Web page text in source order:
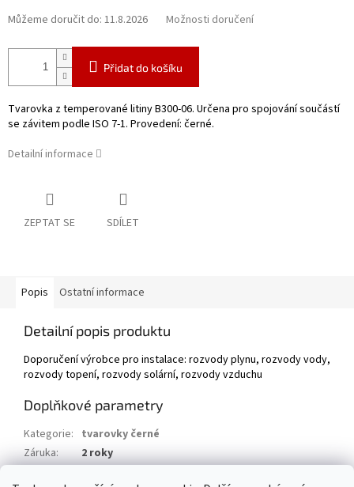
Můžeme doručit do: 11.8.2026 Možnosti doručení
Přidat do košíku
Tvarovka z temperované litiny B300-06. Určena pro spojování součástí
se závitem podle ISO 7-1. Provedení: černé.
Detailní informace
ZEPTAT SE SDÍLET
Popis Ostatní informace
Detailní popis produktu
Doporučení výrobce pro instalace: rozvody plynu, rozvody vody,
rozvody topení, rozvody solární, rozvody vzduchu
Doplňkové parametry
Kategorie: tvarovky černé
Záruka:
2 roky